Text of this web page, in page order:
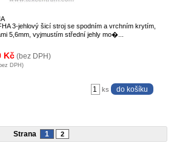
3-jehlový šicí stroj se spodním a vrchním krytím,
5,6mm, vyjmustím střední jehly mo�...
Kč (bez DPH)
DPH)
ks
Strana 1 2